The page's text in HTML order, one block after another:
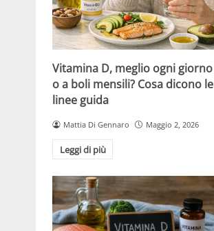
Vitamina D, meglio ogni giorno
o a boli mensili? Cosa dicono le
linee guida
Mattia Di Gennaro Maggio 2, 2026
Leggi di più